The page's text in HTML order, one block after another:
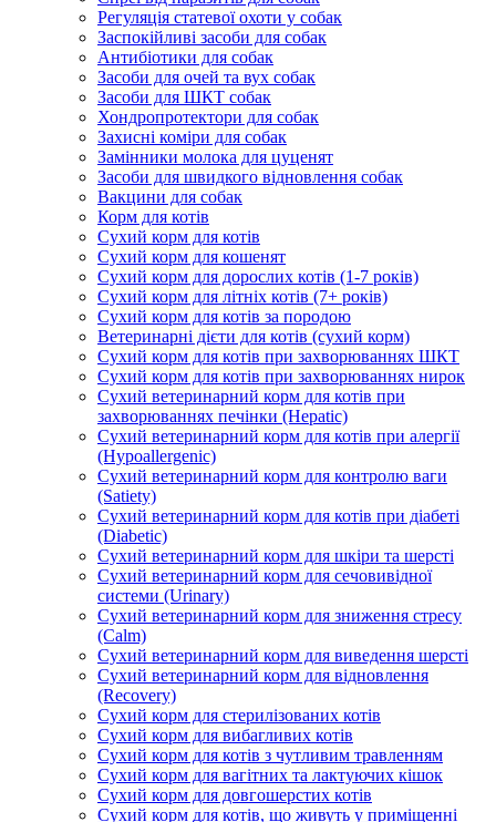
Регуляція статевої охоти у собак
Заспокійливі засоби для собак
Антибіотики для собак
Засоби для очей та вух собак
Засоби для ШКТ собак
Хондропротектори для собак
Захисні коміри для собак
Замінники молока для цуценят
Засоби для швидкого відновлення собак
Вакцини для собак
Корм для котів
Сухий корм для котів
Сухий корм для кошенят
Сухий корм для дорослих котів (1-7 років)
Сухий корм для літніх котів (7+ років)
Сухий корм для котів за породою
Ветеринарні дієти для котів (сухий корм)
Сухий корм для котів при захворюваннях ШКТ
Сухий корм для котів при захворюваннях нирок
Сухий ветеринарний корм для котів при
захворюваннях печінки (Hepatic)
Сухий ветеринарний корм для котів при алергії
(Hypoallergenic)
Сухий ветеринарний корм для контролю ваги
(Satiety)
Сухий ветеринарний корм для котів при діабеті
(Diabetic)
Сухий ветеринарний корм для шкіри та шерсті
Сухий ветеринарний корм для сечовивідної
системи (Urinary)
Сухий ветеринарний корм для зниження стресу
(Calm)
Сухий ветеринарний корм для виведення шерсті
Сухий ветеринарний корм для відновлення
(Recovery)
Сухий корм для стерилізованих котів
Сухий корм для вибагливих котів
Сухий корм для котів з чутливим травленням
Сухий корм для вагітних та лактуючих кішок
Сухий корм для довгошерстих котів
Сухий корм для котів, що живуть у приміщенні